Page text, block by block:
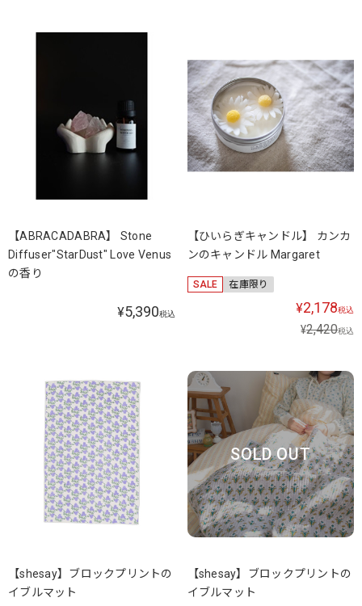
【ABRACADABRA】 Stone
Diffuser"StarDust" Love Venus
の香り
¥5,390税込
【ひいらぎキャンドル】 カンカ
ンのキャンドル Margaret
SALE 在庫限り
¥2,178税込
¥2,420税込
【shesay】ブロックプリントの
イブルマット
SOLD OUT
【shesay】ブロックプリントの
イブルマット